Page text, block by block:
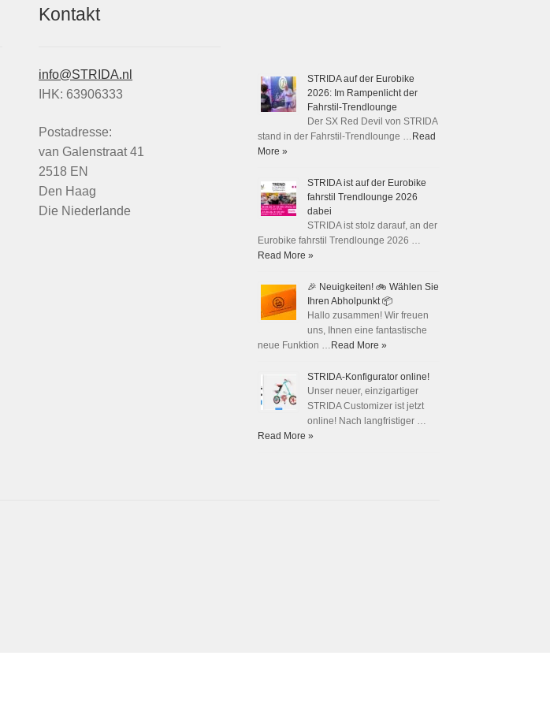
Kontakt
info@STRIDA.nl
IHK: 63906333
Postadresse:
van Galenstraat 41
2518 EN
Den Haag
Die Niederlande
STRIDA auf der Eurobike
2026: Im Rampenlicht der
Fahrstil-Trendlounge
Der SX Red Devil von STRIDA
stand in der Fahrstil-Trendlounge … Read
More »
STRIDA ist auf der Eurobike
fahrstil Trendlounge 2026
dabei
STRIDA ist stolz darauf, an der
Eurobike fahrstil Trendlounge 2026 …
Read More »
🎉 Neuigkeiten! 🚲 Wählen Sie
Ihren Abholpunkt 📦
Hallo zusammen! Wir freuen
uns, Ihnen eine fantastische
neue Funktion … Read More »
STRIDA-Konfigurator online!
Unser neuer, einzigartiger
STRIDA Customizer ist jetzt
online! Nach langfristiger …
Read More »